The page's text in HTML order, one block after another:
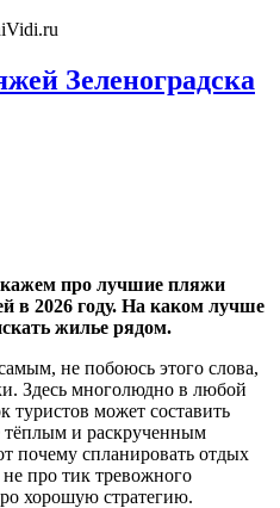
Зеленоградска
про лучшие пляжи
в 2026 году. На каком лучше
жилье рядом.
не побоюсь этого слова,
Здесь многолюдно в любой
туристов может составить
тёплым и раскрученным
почему спланировать отдых
не про тик тревожного
хорошую стратегию.